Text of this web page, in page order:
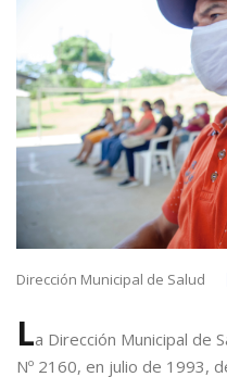
Dirección Municipal de Salud
La Dirección Municipal de
Nº 2160, en julio de 1993,